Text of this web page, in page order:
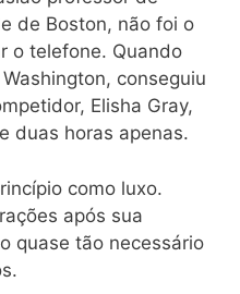
de Boston, não foi o
o telefone. Quando
conseguiu
Elisha Gray,
duas horas apenas.
como luxo.
após sua
quase tão necessário